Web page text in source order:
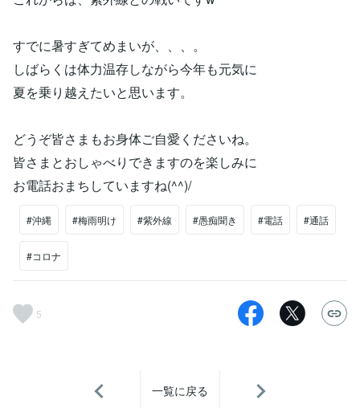
すでに暑すぎてめまいが、、、。
しばらくは体力温存しながら今年も元気に
夏を乗り越えたいと思います。
どうぞ皆さまもお身体ご自愛くださいね。
皆さまとおしゃべりできますのを楽しみに
お電話おまちしていますね(^^)/
#沖縄 #梅雨明け #紫外線 #愚痴聞き #電話 #通話
#コロナ
5
一覧に戻る